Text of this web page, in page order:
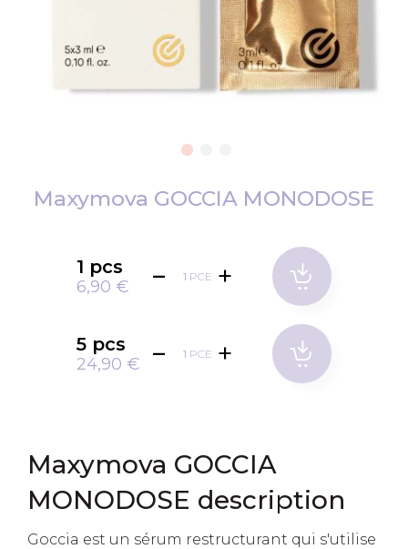
Maxymova GOCCIA MONODOSE
1 pcs
6,90 €
PCE
5 pcs
24,90 €
PCE
Maxymova GOCCIA
MONODOSE description
Goccia est un sérum restructurant qui s'utilise